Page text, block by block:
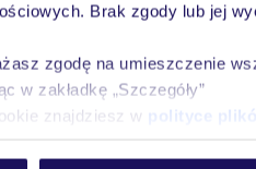
Brak zgody lub jej
zgodę na umieszczenie
w zakładkę „Szczegóły”
znajdziesz w polityce